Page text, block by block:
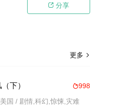
 分享
更多 
998
下）
国 / 剧情,科幻,惊悚,灾难